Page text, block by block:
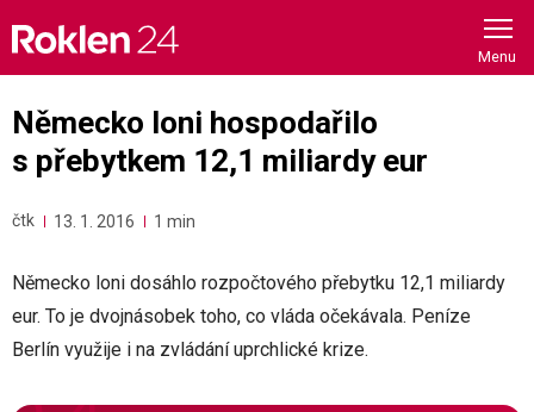
content
Německo loni hospodařilo
s přebytkem 12,1 miliardy eur
čtk 13. 1. 2016 1 min
Německo loni dosáhlo rozpočtového přebytku 12,1 miliardy
eur. To je dvojnásobek toho, co vláda očekávala. Peníze
Berlín využije i na zvládání uprchlické krize.